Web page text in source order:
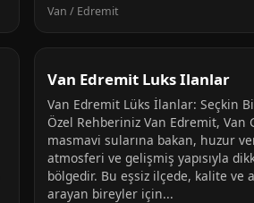
Van / Edremit
Van Edremit Luks Ilanlar
Van Edremit Lüks İlanlar: Seçkin
Özel Rehberiniz Van Edremit, Van
masmavi sularına bakan, huzur
atmosferi ve gelişmiş yapısıyla
bölgedir. Bu eşsiz ilçede, kalite ve
arayan bireyler için...